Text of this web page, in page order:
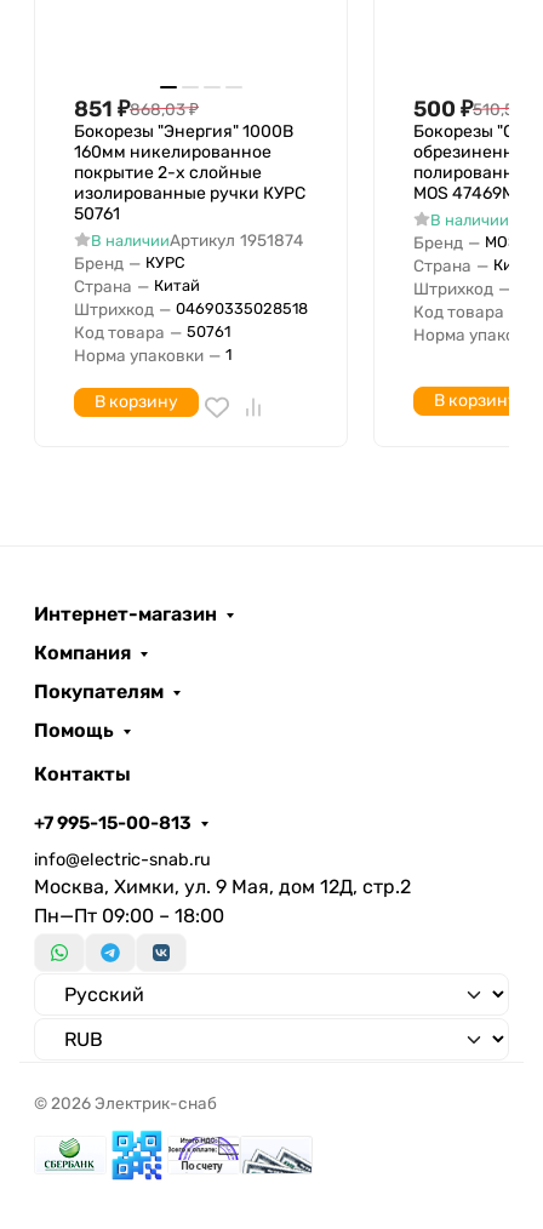
851 ₽868,03₽
Бокорезы "Энергия" 1000В
160мм никелированное
покрытие 2-х слойные
изолированные ручки КУРС
50761
В наличииАртикул 1951874
Бренд — КУРС
Страна — Китай
Штрихкод — 04690335028518
Код товара — 50761
Норма упаковки — 1
В корзину
500 ₽510,57
Бокорезы
обрезиненные
полированная
MOS 47469М
В наличии
Бренд — MOS
Страна — Китай
Штрихкод —
Код товара
Норма упаковки
В корзину
Интернет-магазин
Компания
Покупателям
Помощь
Контакты
+7 995-15-00-813
info@electric-snab.ru
Москва, Химки, ул. 9 Мая, дом 12Д, стр.2
Пн—Пт 09:00 – 18:00
© 2026 Электрик-снаб